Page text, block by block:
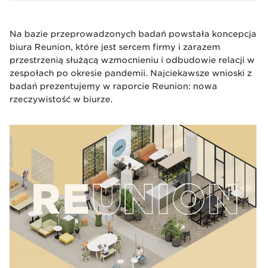
Na bazie przeprowadzonych badań powstała koncepcja
biura Reunion, które jest sercem firmy i zarazem
przestrzenią służącą wzmocnieniu i odbudowie relacji w
zespołach po okresie pandemii. Najciekawsze wnioski z
badań prezentujemy w raporcie Reunion: nowa
rzeczywistość w biurze.